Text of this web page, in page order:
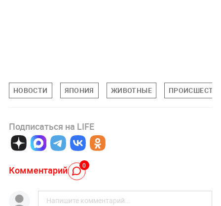
НОВОСТИ ЯПОНИЯ ЖИВОТНЫЕ
Подписаться на LIFE
Комментарий 0